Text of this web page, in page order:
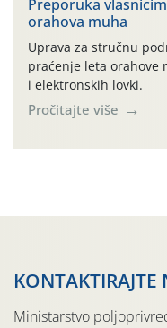
Preporuka
orahova muha
Uprava za stručnu
praćenje leta orahove
i elektronskih lovki.
Pročitajte više
KONTAKTIRAJTE
Ministarstvo